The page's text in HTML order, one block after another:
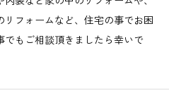
フォームなど、住宅の事でお困
でもご相談頂きましたら幸いで